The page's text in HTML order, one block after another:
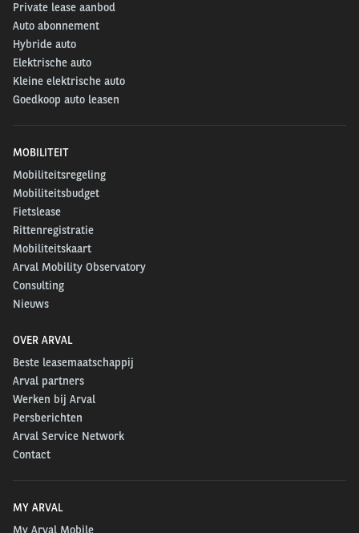
Private lease aanbod
Auto abonnement
Hybride auto
Elektrische auto
Kleine elektrische auto
Goedkoop auto leasen
MOBILITEIT
Mobiliteitsregeling
Mobiliteitsbudget
Fietslease
Rittenregistratie
Mobiliteitskaart
Arval Mobility Observatory
Consulting
Nieuws
OVER ARVAL
Beste leasemaatschappij
Arval partners
Werken bij Arval
Persberichten
Arval Service Network
Contact
MY ARVAL
My Arval Mobile